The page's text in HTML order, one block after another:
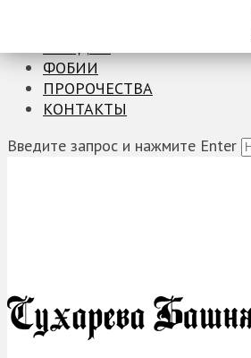
ФОБИИ
ПРОРОЧЕСТВА
КОНТАКТЫ
Введите запрос и нажмите Enter